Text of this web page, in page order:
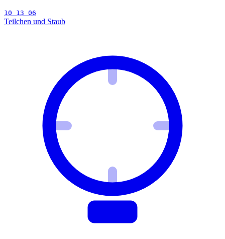
10 13 06
Teilchen und Staub